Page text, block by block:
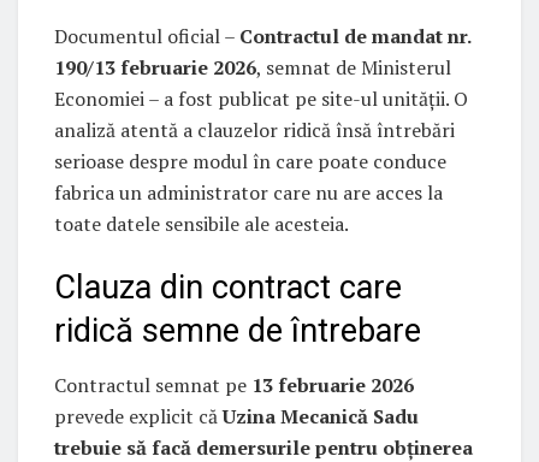
Documentul oficial – Contractul de mandat nr.
190/13 februarie 2026, semnat de Ministerul
Economiei – a fost publicat pe site-ul unității. O
analiză atentă a clauzelor ridică însă întrebări
serioase despre modul în care poate conduce
fabrica un administrator care nu are acces la
toate datele sensibile ale acesteia.
Clauza din contract care
ridică semne de întrebare
Contractul semnat pe 13 februarie 2026
prevede explicit căUzina Mecanică Sadu
trebuie să facă demersurile pentru obținerea